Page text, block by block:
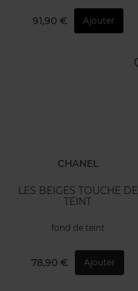
91,90 € Ajouter
CHANEL
LES BEIGES TOUCHE DE
TEINT
fond de teint
78,90 € Ajouter